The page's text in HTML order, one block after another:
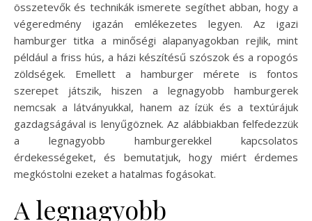
összetevők és technikák ismerete segíthet abban, hogy a
végeredmény igazán emlékezetes legyen. Az igazi
hamburger titka a minőségi alapanyagokban rejlik, mint
például a friss hús, a házi készítésű szószok és a ropogós
zöldségek. Emellett a hamburger mérete is fontos
szerepet játszik, hiszen a legnagyobb hamburgerek
nemcsak a látványukkal, hanem az ízük és a textúrájuk
gazdagságával is lenyűgöznek. Az alábbiakban felfedezzük
a legnagyobb hamburgerekkel kapcsolatos
érdekességeket, és bemutatjuk, hogy miért érdemes
megkóstolni ezeket a hatalmas fogásokat.
A legnagyobb